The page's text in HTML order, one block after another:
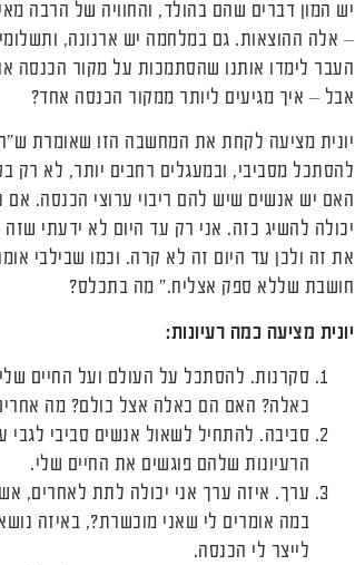
יש המון דברים שהם בהולד, והחוויה של הרבה
– אלה ההוצאות. גם במלחמה יש ארנונה, ותשלומי
העבר לימדו אותנו שהסתמכות על מקור הכנסה
אבל – איך מגיעים ליותר ממקור הכנסה אחד?
יונית מציעה לקחת את המחשבה הזו שאומרת
להסתכל מסביבי, ובמעגלים רחבים יותר, לא רק
האם יש אנשים שיש להם ריבוי ערוצי הכנסה.
יכולה להשיג כזה. אני רק עד היום לא ידעתי
את זה ולכן עד היום זה לא קרה. וכמו שבילבי
חושבת שללא ספק אצליח." מה בתכלס?
יונית מציעה כמה רעיונות:
סקרנות. להסתכל על העולם ועל החיים
כאלה? האם הם כאלה אצל כולם? מה אחרים
סביבה. להתחיל לשאול אנשים סביבי
הרעיונות שלהם פוגשים את החיים שלי.
ערך. איזה ערך אני יכולה לתת לאחרים,
במה אומרים לי שאני מוכשרת?, באיזה
לייצר לי הכנסה.